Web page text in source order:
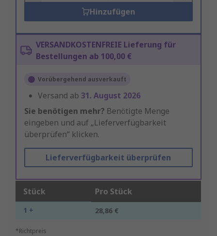
Hinzufügen
VERSANDKOSTENFREIE Lieferung für
Bestellungen ab 100,00 €
Vorübergehend ausverkauft
Versand ab 31. August 2026
Sie benötigen mehr? Benötigte Menge
eingeben und auf „Lieferverfügbarkeit
überprüfen“ klicken.
Lieferverfügbarkeit überprüfen
Stück Pro Stück
1 + 28,86 €
*Richtpreis